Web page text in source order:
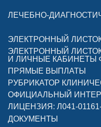
ЛЕЧЕБНО-
ЭЛЕКТРОННЫЙ
ЭЛЕКТРОННЫЙ
И ЛИЧНЫЕ КАБИНЕТЫ
ПРЯМЫЕ ВЫПЛАТЫ
РУБРИКАТОР
ОФИЦИАЛЬНЫЙ
ЛИЦЕНЗИЯ: Л041-
ДОКУМЕНТЫ